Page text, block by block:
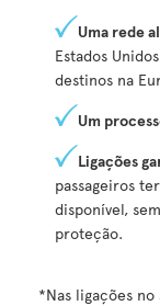
Uma rede
Estados
destinos na
Um
Ligações
passageiros
disponível,
proteção.
*Nas ligações